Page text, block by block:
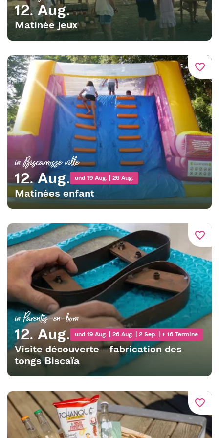
12. Aug.
Matinée jeux
favorite_border
in Biscarrosse ville
12. Aug. und 19 Aug. | 26 Aug.
Matinées enfant
favorite_border
in Parentis-en-born
12. Aug. und 19 Aug. | 26 Aug. | 2 Sep. | + 16 Termine
Visite découverte - fabrication des
tongs Biscaïa
favorite_border